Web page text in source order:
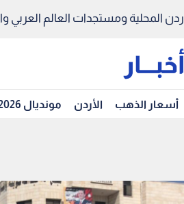
المحلية ومستجدات العالم العربي
أسعار الذهب الأردن مونديال 2026